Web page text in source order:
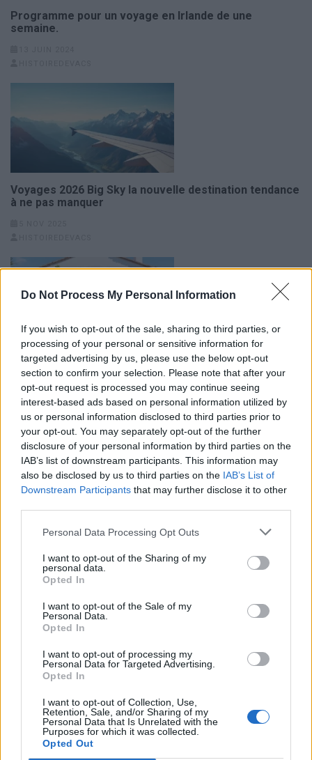
Do Not Process My Personal Information
If you wish to opt-out of the sale, sharing to third parties, or
processing of your personal or sensitive information for
targeted advertising by us, please use the below opt-out
section to confirm your selection. Please note that after your
opt-out request is processed you may continue seeing
interest-based ads based on personal information utilized by
us or personal information disclosed to third parties prior to
your opt-out. You may separately opt-out of the further
disclosure of your personal information by third parties on the
IAB’s list of downstream participants. This information may
also be disclosed by us to third parties on the IAB’s List of
Downstream Participants that may further disclose it to other
Personal Data Processing Opt Outs
I want to opt-out of the Sharing of my
personal data.
Opted In
I want to opt-out of the Sale of my
Personal Data.
Opted In
I want to opt-out of processing my
Personal Data for Targeted Advertising.
Opted In
I want to opt-out of Collection, Use,
Retention, Sale, and/or Sharing of my
Personal Data that Is Unrelated with the
Purposes for which it was collected.
Opted Out
Programme pour un voyage en Irlande de une
semaine.
Voyages 2026 Big Sky la nouvelle destination tendance
à ne pas manquer
Séjournez dans la maison d’Anne-Claire Coudray à
Locmariaquer
18 JUIN 2026
HISTOIREDEVACS
Navigation
de
l’article
Vacances 2026 : la liste des
400 plages à éviter en France
à cause de la pollution fécale
selon le classement choc de
l’association Eau & Rivières
Vacances d’été 2026 : classé
parmi les plus beaux villages
de France, ce joyau du Pays
basque oublié n’a rien à
envier à La Baule et
LAISSER UN COMMENTAIRE
obligatoires sont indiqués avec*
Translation